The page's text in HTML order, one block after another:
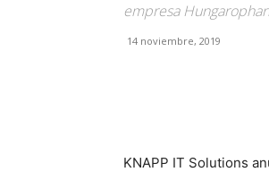
empresa
14 noviembre, 2019
KNAPP IT Solutions